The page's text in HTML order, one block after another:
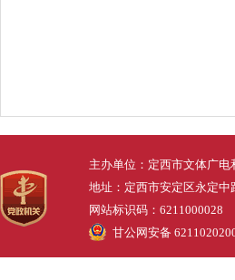
主办单位：定西市文体广电
地址：定西市安定区永定中
网站标识码：6211000028
甘公网安备